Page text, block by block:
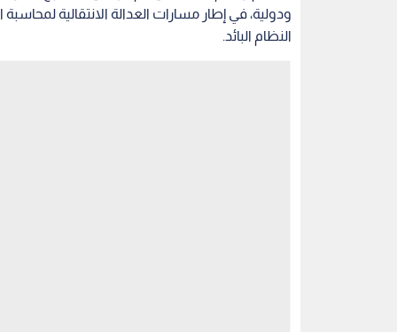
ودولية، في إطار مسارات العدالة الانتقالية
النظام البائد.